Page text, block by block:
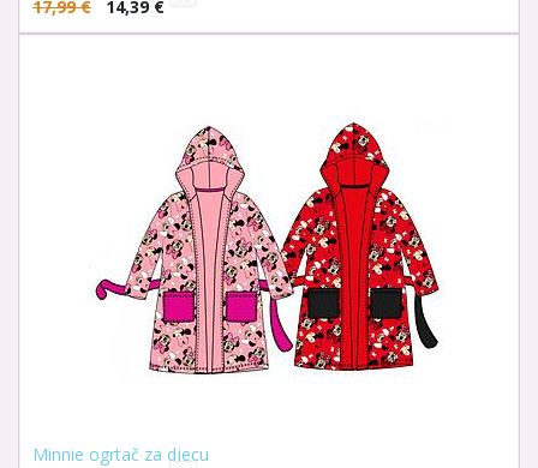
17,99€ 14,39 €
Minnie ogrtač za djecu